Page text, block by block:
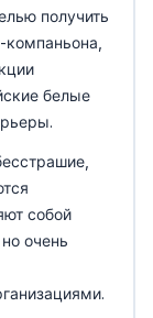
получить
белые
собой
очень